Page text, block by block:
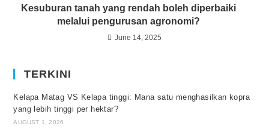
Kesuburan tanah yang rendah boleh diperbaiki
melalui pengurusan agronomi?
June 14, 2025
TERKINI
Kelapa Matag VS Kelapa tinggi: Mana satu menghasilkan kopra
yang lebih tinggi per hektar?
AUGUST 1, 2026